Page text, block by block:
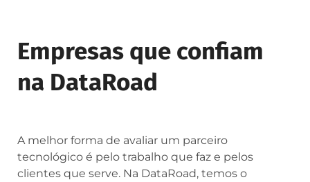
Empresas que confiam
na DataRoad
A melhor forma de avaliar um parceiro
tecnológico é pelo trabalho que faz e pelos
clientes que serve. Na DataRoad, temos o